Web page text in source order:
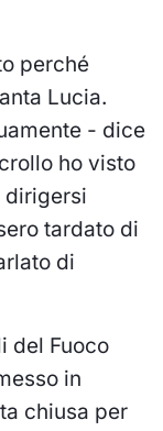
perché
Lucia.
- dice
ho visto
dirigersi
tardato di
di
del Fuoco
in
chiusa per